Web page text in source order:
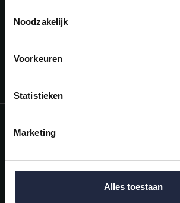
Noodzakelijk
Voorkeuren
Statistieken
Marketing
Alles toestaan
Mijn account
Categorieën